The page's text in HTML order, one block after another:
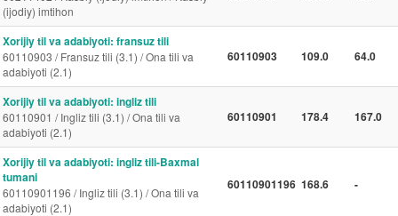
(ijodiy) imtihon
Xorijiy til va adabiyoti: fransuz tili
60110903 / Fransuz tili (3.1) / Ona tili va
adabiyoti (2.1)
60110903 109.0 64.0
Xorijiy til va adabiyoti: ingliz tili
60110901 / Ingliz tili (3.1) / Ona tili va
adabiyoti (2.1)
60110901 178.4 167.0
Xorijiy til va adabiyoti: ingliz tili-Baxmal
tumani
60110901196 / Ingliz tili (3.1) / Ona tili va
adabiyoti (2.1)
60110901196 168.6 -